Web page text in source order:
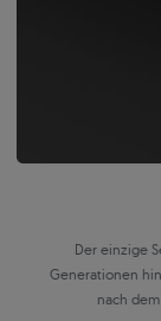
Der einzige
Generationen
nach